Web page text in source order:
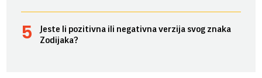
Jeste li pozitivna ili negativna verzija svog znaka
Zodijaka?